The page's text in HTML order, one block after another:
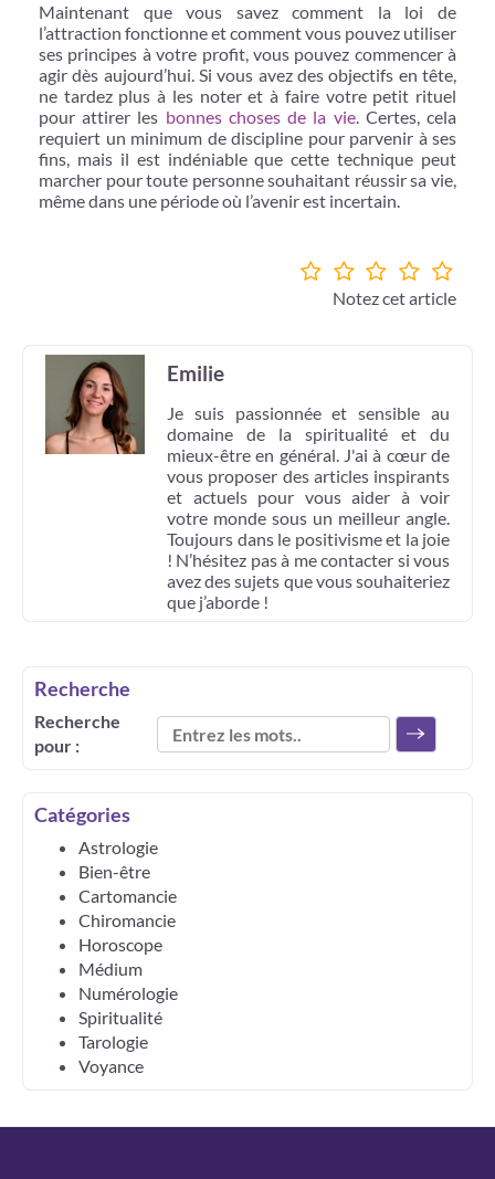
Maintenant que vous savez comment la loi de
l’attraction fonctionne et comment vous pouvez utiliser
ses principes à votre profit, vous pouvez commencer à
agir dès aujourd’hui. Si vous avez des objectifs en tête,
ne tardez plus à les noter et à faire votre petit rituel
pour attirer les bonnes choses de la vie. Certes, cela
requiert un minimum de discipline pour parvenir à ses
fins, mais il est indéniable que cette technique peut
marcher pour toute personne souhaitant réussir sa vie,
même dans une période où l’avenir est incertain.
Notez cet article
Emilie
Je suis passionnée et sensible au
domaine de la spiritualité et du
mieux-être en général. J'ai à cœur de
vous proposer des articles inspirants
et actuels pour vous aider à voir
votre monde sous un meilleur angle.
Toujours dans le positivisme et la joie
! N’hésitez pas à me contacter si vous
avez des sujets que vous souhaiteriez
que j’aborde !
Recherche
Recherche
pour :
Catégories
Astrologie
Bien-être
Cartomancie
Chiromancie
Horoscope
Médium
Numérologie
Spiritualité
Tarologie
Voyance